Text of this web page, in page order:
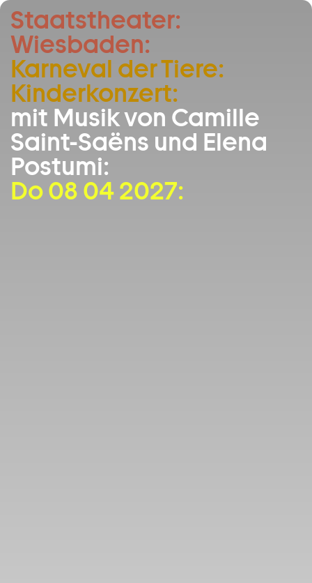
Zum Hauptinhalt springen
Zum Footer springen
Staatstheater:
Wiesbaden:
Karneval der Tiere:
Kinderkonzert:
mit Musik von Camille
Saint-Saëns und Elena
Postumi:
Do 08 04 2027: